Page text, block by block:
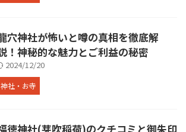
穴神社が怖いと噂の真相を徹底解
！神秘的な魅力とご利益の秘密
2024/12/20
神社・お寺
徳神社(芽吹稲荷)のクチコミと御朱印